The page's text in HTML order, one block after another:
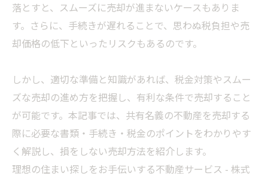
落とすと、スムーズに売却が進まないケースもありま
す。さらに、手続きが遅れることで、思わぬ税負担や売
却価格の低下といったリスクもあるのです。
しかし、適切な準備と知識があれば、税金対策やスムー
ズな売却の進め方を把握し、有利な条件で売却すること
が可能です。本記事では、共有名義の不動産を売却する
際に必要な書類・手続き・税金のポイントをわかりやす
く解説し、損をしない売却方法を紹介します。
理想の住まい探しをお手伝いする不動産サービス - 株式